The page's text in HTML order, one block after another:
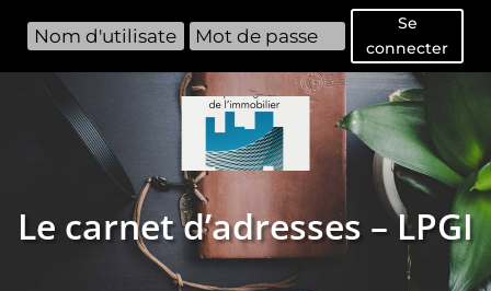
Se
connecter
Le carnet d’adresses – LPGI